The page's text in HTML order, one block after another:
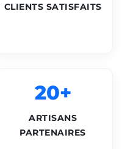
CLIENTS SATISFAITS
20+
ARTISANS
PARTENAIRES